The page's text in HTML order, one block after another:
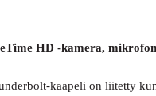
HD -kamera,
kaapeli on liitetty